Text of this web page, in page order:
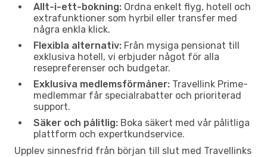
Allt-i-ett-bokning: Ordna enkelt flyg, hotell och
extrafunktioner som hyrbil eller transfer med
några enkla klick.
Flexibla alternativ: Från mysiga pensionat till
exklusiva hotell, vi erbjuder något för alla
resepreferenser och budgetar.
Exklusiva medlemsförmåner: Travellink Prime-
medlemmar får specialrabatter och prioriterad
support.
Säker och pålitlig: Boka säkert med vår pålitliga
plattform och expertkundservice.
Upplev sinnesfrid från början till slut med Travellinks